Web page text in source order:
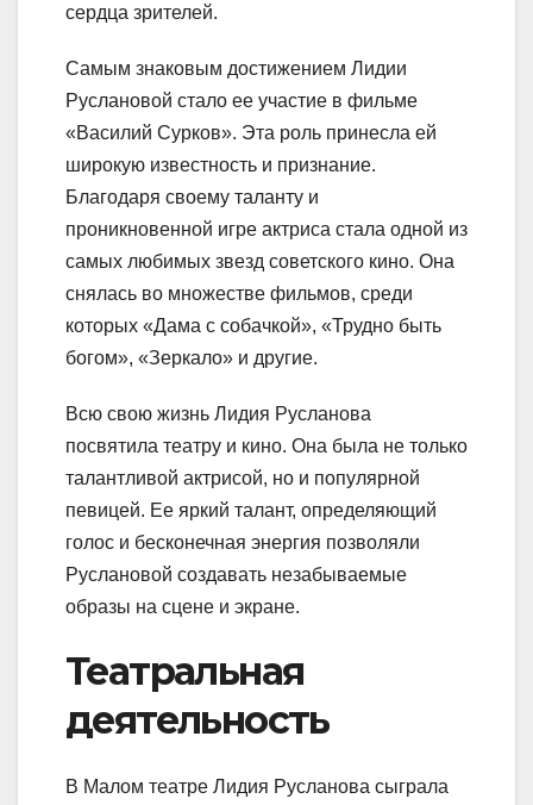
сердца зрителей.
Самым знаковым достижением Лидии
Руслановой стало ее участие в фильме
«Василий Сурков». Эта роль принесла ей
широкую известность и признание.
Благодаря своему таланту и
проникновенной игре актриса стала одной из
самых любимых звезд советского кино. Она
снялась во множестве фильмов, среди
которых «Дама с собачкой», «Трудно быть
богом», «Зеркало» и другие.
Всю свою жизнь Лидия Русланова
посвятила театру и кино. Она была не только
талантливой актрисой, но и популярной
певицей. Ее яркий талант, определяющий
голос и бесконечная энергия позволяли
Руслановой создавать незабываемые
образы на сцене и экране.
Театральная
деятельность
В Малом театре Лидия Русланова сыграла